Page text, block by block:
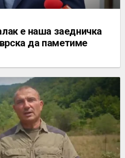
е наша заедничка
да паметиме